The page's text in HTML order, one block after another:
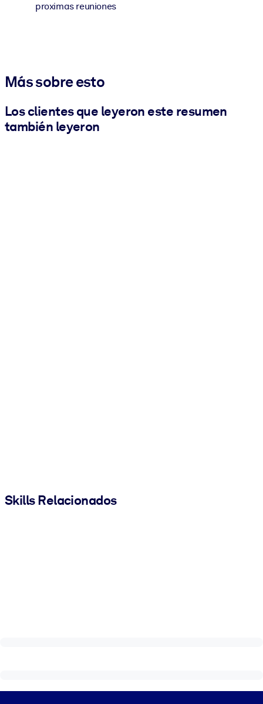
proximas reuniones
Más sobre esto
Los clientes que leyeron este resumen
también leyeron
Skills Relacionados